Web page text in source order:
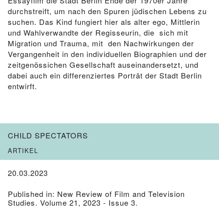
durchstreift, um nach den Spuren jüdischen Lebens zu
suchen. Das Kind fungiert hier als alter ego, Mittlerin
und Wahlverwandte der Regisseurin, die sich mit
Migration und Trauma, mit den Nachwirkungen der
Vergangenheit in den individuellen Biographien und der
zeitgenössichen Gesellschaft auseinandersetzt, und
dabei auch ein differenziertes Porträt der Stadt Berlin
entwirft.
CHILD SPECTATORS
ARTIKEL
20.03.2023
Published in: New Review of Film and Television
Studies. Volume 21, 2023 - Issue 3.